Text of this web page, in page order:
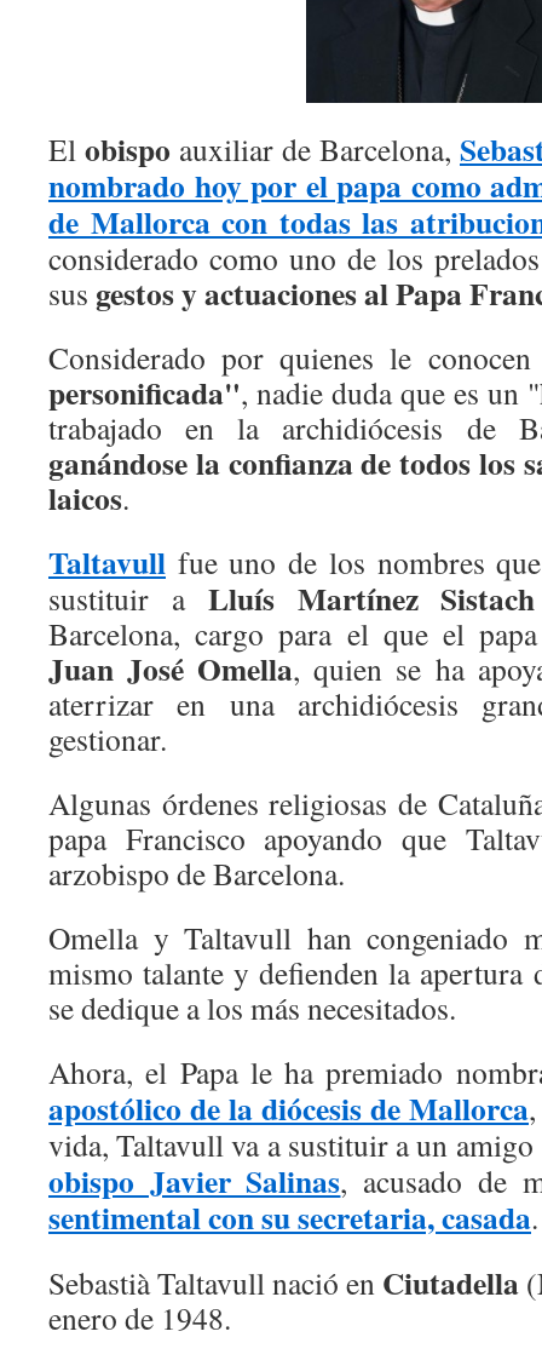
El obispo auxiliar de Barcelona,
nombrado hoy por el papa como
de Mallorca con todas las
considerado como uno de los
sus gestos y actuaciones al Papa
Considerado por quienes le
personificada", nadie duda que es un
trabajado en la archidiócesis de
ganándose la confianza de todos los
laicos.
Taltavull fue uno de los nombres
sustituir a Lluís Martínez Sistach
Barcelona, cargo para el que el
Juan José Omella, quien se ha
aterrizar en una archidiócesis
gestionar.
Algunas órdenes religiosas de
papa Francisco apoyando que
arzobispo de Barcelona.
Omella y Taltavull han congeniado
mismo talante y defienden la apertura
se dedique a los más necesitados.
Ahora, el Papa le ha premiado
apostólico de la diócesis de Mallorca
vida, Taltavull va a sustituir a un
obispo Javier Salinas, acusado de
sentimental con su secretaria, casada.
Sebastià Taltavull nació en Ciutadella
enero de 1948.